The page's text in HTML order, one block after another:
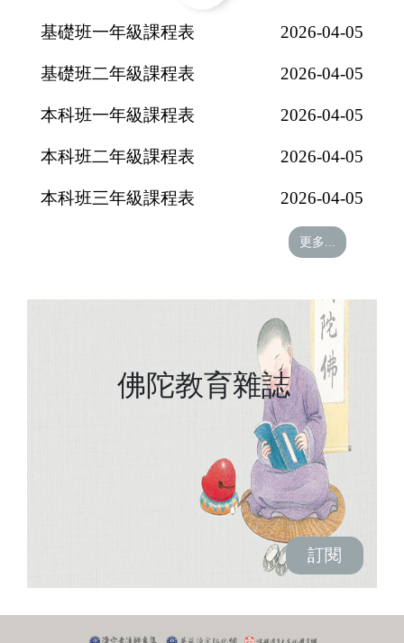
基礎班一年級課程表 2026-04-05
基礎班二年級課程表 2026-04-05
本科班一年級課程表 2026-04-05
本科班二年級課程表 2026-04-05
本科班三年級課程表 2026-04-05
更多...
佛陀教育雜誌
訂閱